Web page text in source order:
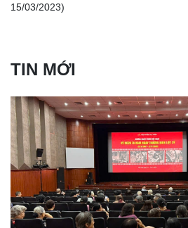
15/03/2023)
TIN MỚI